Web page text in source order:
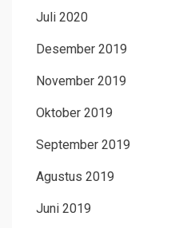
Juli 2020
Desember 2019
November 2019
Oktober 2019
September 2019
Agustus 2019
Juni 2019